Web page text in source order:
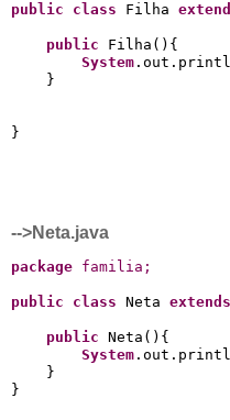
public class Filha
public Filha(){
System
    }
-->Neta.java
package familia ;
public class Neta extends
public Neta(){
System
    }